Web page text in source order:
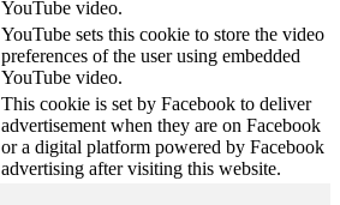
YouTube video.
YouTube sets this cookie to store the video
preferences of the user using embedded
YouTube video.
This cookie is set by Facebook to deliver
advertisement when they are on Facebook
or a digital platform powered by Facebook
advertising after visiting this website.